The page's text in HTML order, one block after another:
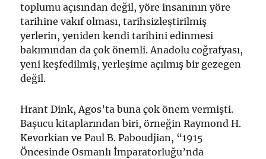
toplumu açısından değil, yöre insanının yöre
tarihine vakıf olması, tarihsizleştirilmiş
yerlerin, yeniden kendi tarihini edinmesi
bakımından da çok önemli. Anadolu coğrafyası,
yeni keşfedilmiş, yerleşime açılmış bir gezegen
değil.
Hrant Dink, Agos’ta buna çok önem vermişti.
Başucu kitaplarından biri, örneğin Raymond H.
Kevorkian ve Paul B. Paboudjian, “1915
Öncesinde Osmanlı İmparatorluğu’nda